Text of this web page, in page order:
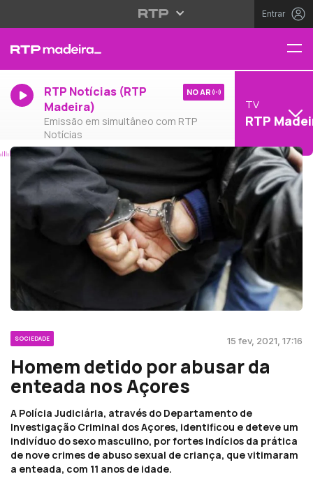
Entrar
RTP Notícias (RTP
Madeira)
Emissão em simultâneo com RTP
Notícias
NO AR
TV
RTP
SOCIEDADE 15 fev, 2021, 17:16
Homem detido por abusar da
enteada nos Açores
A Polícia Judiciária, através do Departamento de
Investigação Criminal dos Açores, identificou e deteve um
indivíduo do sexo masculino, por fortes indícios da prática
de nove crimes de abuso sexual de criança, que vitimaram
a enteada, com 11 anos de idade.